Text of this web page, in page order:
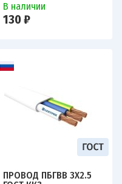
В наличии
130 ₽
ПРОВОД ПБГВВ 3Х2.5